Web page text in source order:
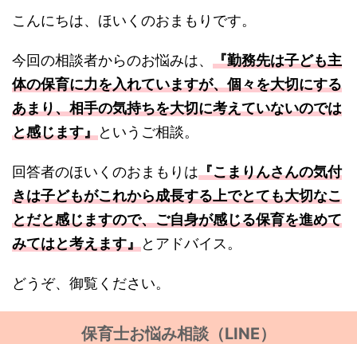
こんにちは、ほいくのおまもりです。
今回の相談者からのお悩みは、 『勤務先は子ども主
体の保育に力を入れていますが、個々を大切にする
あまり、相手の気持ちを大切に考えていないのでは
と感じます』というご相談。
回答者のほいくのおまもりは『こまりんさんの気付
きは子どもがこれから成長する上でとても大切なこ
とだと感じますので、ご自身が感じる保育を進めて
みてはと考えます』とアドバイス。
どうぞ、御覧ください。
保育士お悩み相談（LINE）